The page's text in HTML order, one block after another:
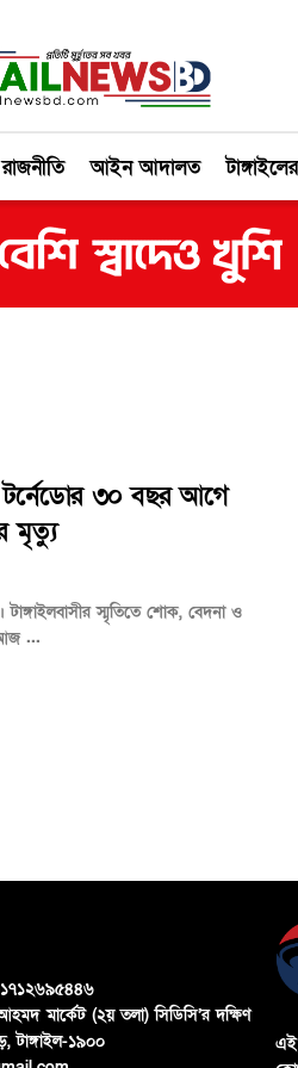
আইন আদালত
৩০ বছর আগে
মৃত্যু
স্মৃতিতে শোক, বেদনা ও
...
মার্কেট (২য় তলা) সিডিসি’র দক্ষিণ
টাঙ্গাইল-১৯০০
এই